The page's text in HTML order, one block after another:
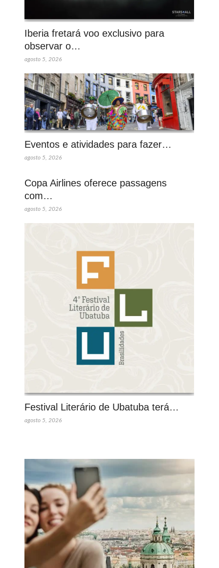
Iberia fretará voo exclusivo para
observar o…
agosto 5, 2026
Eventos e atividades para fazer…
agosto 5, 2026
Copa Airlines oferece passagens
com…
agosto 5, 2026
Festival Literário de Ubatuba terá…
agosto 5, 2026